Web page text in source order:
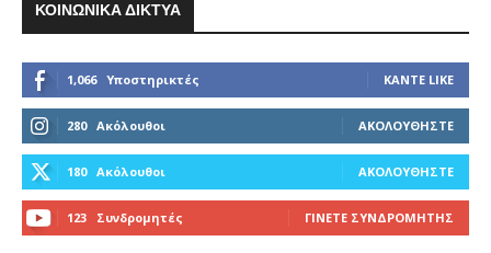
ΚΟΙΝΩΝΙΚΆ ΔΊΚΤΥΑ
1,066 Υποστηρικτές ΚΆΝΤΕ LIKE
280 Ακόλουθοι ΑΚΟΛΟΥΘΉΣΤΕ
180 Ακόλουθοι ΑΚΟΛΟΥΘΉΣΤΕ
123 Συνδρομητές ΓΊΝΕΤΕ ΣΥΝΔΡΟΜΗΤΉΣ